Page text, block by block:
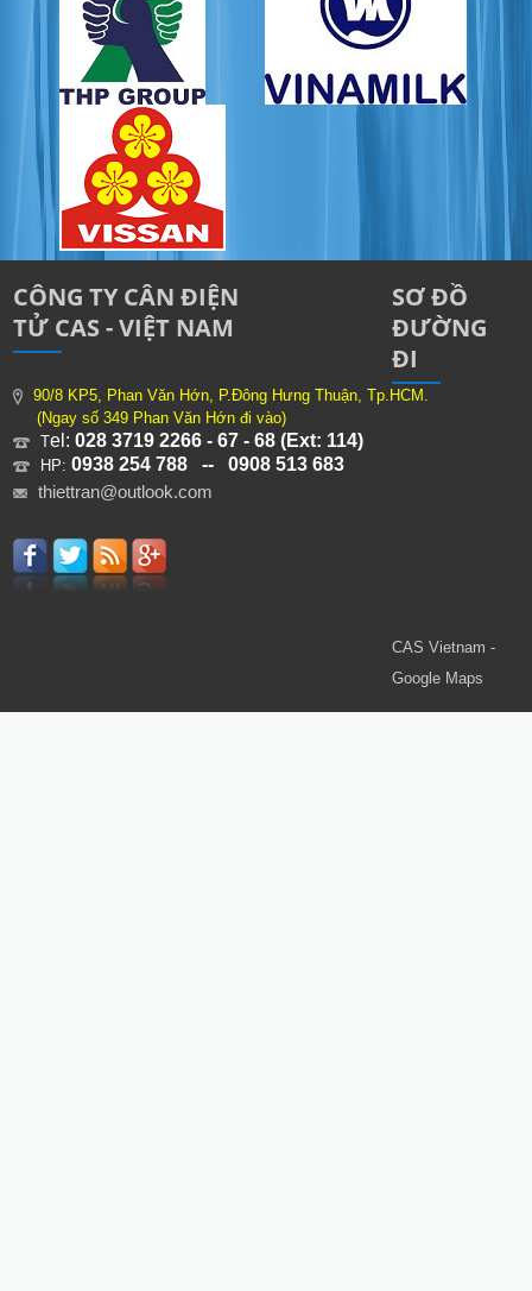
CÔNG TY CÂN ĐIỆN
TỬ CAS - VIỆT NAM
90/8 KP5, Phan Văn Hớn, P.Đông Hưng Thuận, Tp.HCM.
(Ngay số 349 Phan Văn Hớn đi vào)
Tel:028 3719 2266 - 67 - 68 (Ext: 114)
HP:0938 254 788 -- 0908 513 683
thiettran@outlook.com
SƠ ĐỒ
ĐƯỜNG
ĐI
CAS Vietnam -
Google Maps